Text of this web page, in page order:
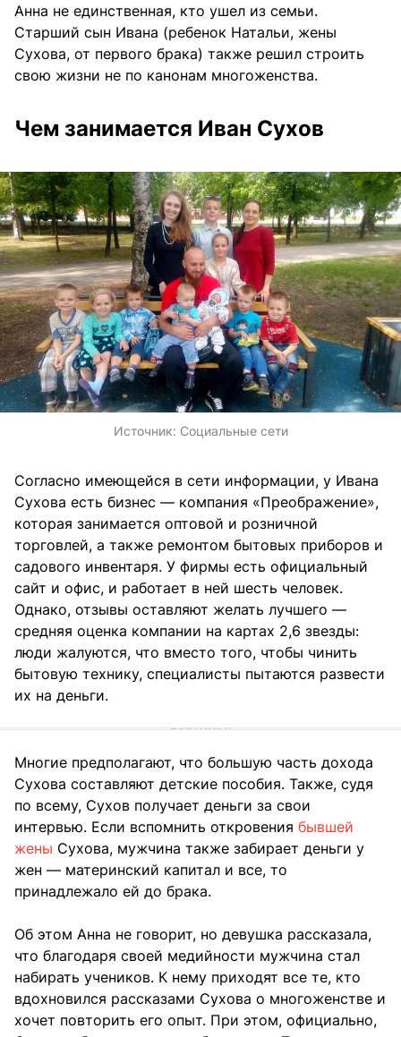
Анна не единственная, кто ушел из семьи.
Старший сын Ивана (ребенок Натальи, жены
Сухова, от первого брака) также решил строить
свою жизни не по канонам многоженства.
Чем занимается Иван Сухов
Источник: Социальные сети
Согласно имеющейся в сети информации, у Ивана
Сухова есть бизнес — компания «Преображение»,
которая занимается оптовой и розничной
торговлей, а также ремонтом бытовых приборов и
садового инвентаря. У фирмы есть официальный
сайт и офис, и работает в ней шесть человек.
Однако, отзывы оставляют желать лучшего —
средняя оценка компании на картах 2,6 звезды:
люди жалуются, что вместо того, чтобы чинить
бытовую технику, специалисты пытаются развести
их на деньги.
Многие предполагают, что большую часть дохода
Сухова составляют детские пособия. Также, судя
по всему, Сухов получает деньги за свои
интервью. Если вспомнить откровения бывшей
жены Сухова, мужчина также забирает деньги у
жен — материнский капитал и все, то
принадлежало ей до брака.
Об этом Анна не говорит, но девушка рассказала,
что благодаря своей медийности мужчина стал
набирать учеников. К нему приходят все те, кто
вдохновился рассказами Сухова о многоженстве и
хочет повторить его опыт. При этом, официально,